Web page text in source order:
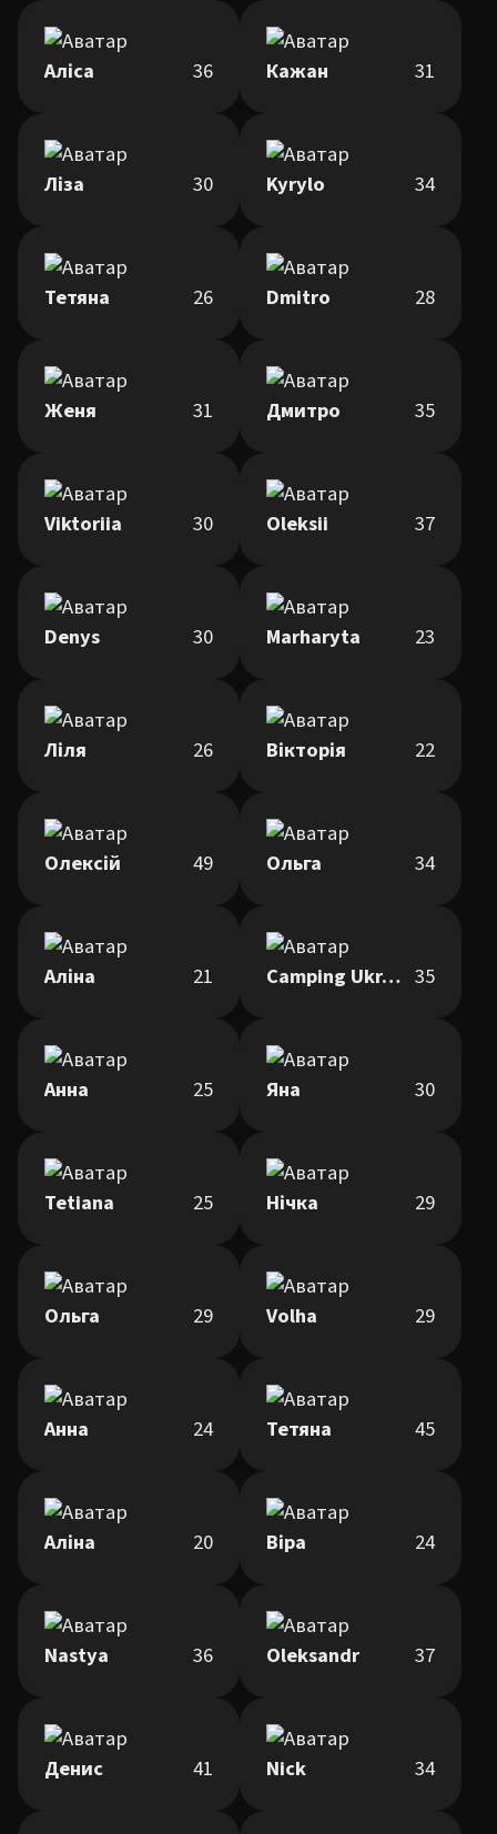
Аліса 36 Кажан 31
Ліза 30 Kyrylo 34
Тетяна 26 Dmitro 28
Женя 31 Дмитро 35
Viktoriia 30 Oleksii 37
Denys 30 Marharyta 23
Ліля 26 Вікторія 22
Олексій 49 Ольга 34
Аліна 21 Camping Ukraine 35
Анна 25 Яна 30
Tetiana 25 Нічка 29
Ольга 29 Volha 29
Анна 24 Тетяна 45
Аліна 20 Віра 24
Nastya 36 Oleksandr 37
Денис 41 Nick 34